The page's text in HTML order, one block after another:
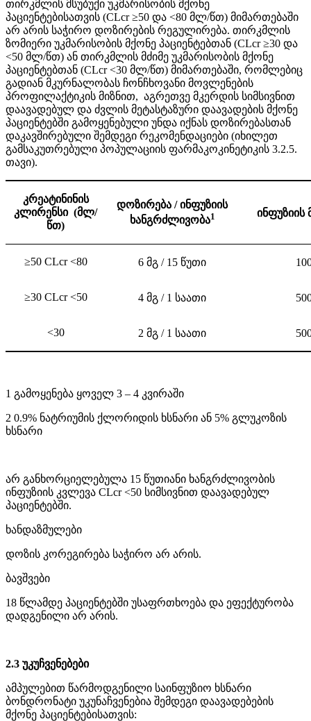
თირკმლის მსუბუქი უკმარისობის მქონე
პაციენტებისათვის (CLcr ≥50 და <80 მლ/წთ) მიმართებაში
არ არის საჭირო დოზირების რეგულირება. თირკმლის
ზომიერი უკმარისობის მქონე პაციენტებთან (CLcr ≥30 და
<50 მლ/წთ) ან თირკმლის მძიმე უკმარისობის მქონე
პაციენტებთან (CLcr <30 მლ/წთ) მიმართებაში, რომლებიც
გადიან მკურნალობას ჩონჩხოვანი მოვლენების
პროფილაქტიკის მიზნით, აგრეთვე მკერდის სიმსივნით
დაავადებულ და ძვლის მეტასტაზური დაავადების მქონე
პაციენტებში გამოყენებული უნდა იქნას დოზირებასთან
დაკავშირებული შემდეგი რეკომენდაციები (იხილეთ
გამსაკუთრებული პოპულაციის ფარმაკოკინეტიკის 3.2.5.
თავი).
კრეატინინის
კლირენსი (მლ/
წთ)
დოზირება /ინფუზიის
ხანგრძლივობა1
≥50 CLcr <80 6 მგ / 15 წუთი
≥30 CLcr <50 4 მგ / 1 საათი
<30 2 მგ / 1 საათი
1 გამოყენება ყოველ 3 – 4 კვირაში
2 0.9% ნატრიუმის ქლორიდის ხსნარი ან 5% გლუკოზის
ხსნარი
არ განხორციელებულა 15 წუთიანი ხანგრძლივობის
ინფუზიის კვლევა CLcr <50 სიმსივნით დაავადებულ
პაციენტებში.
ხანდაზმულები
დოზის კორეგირება საჭირო არ არის.
ბავშვები
18 წლამდე პაციენტებში უსაფრთხოება და ეფექტურობა
დადგენილი არ არის.
2.3 უკუჩვენებები
ამპულებით წარმოდგენილი საინფუზიო ხსნარი
ბონდრონატი უკუნაჩვენებია შემდეგი დაავადებების
მქონე პაციენტებისათვის: